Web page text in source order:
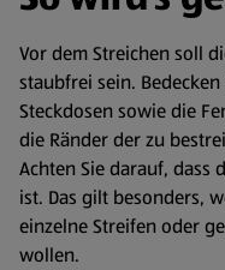
Vor dem Streichen soll
staubfrei sein.
Steckdosen sowie die
die Ränder der zu
Achten Sie darauf, dass
ist. Das gilt besonders,
einzelne Streifen oder
wollen.